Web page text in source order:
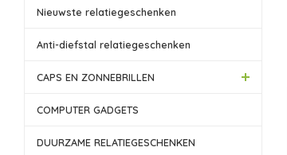
Nieuwste relatiegeschenken
Anti-diefstal relatiegeschenken
CAPS EN ZONNEBRILLEN
COMPUTER GADGETS
DUURZAME RELATIEGESCHENKEN